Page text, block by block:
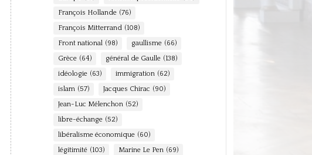
François Hollande (76)
François Mitterrand (108)
Front national (98) gaullisme (66)
Grèce (64) général de Gaulle (138)
idéologie (63) immigration (62)
islam (57) Jacques Chirac (90)
Jean-Luc Mélenchon (52)
libre-échange (52)
libéralisme économique (60)
légitimité (103) Marine Le Pen (69)